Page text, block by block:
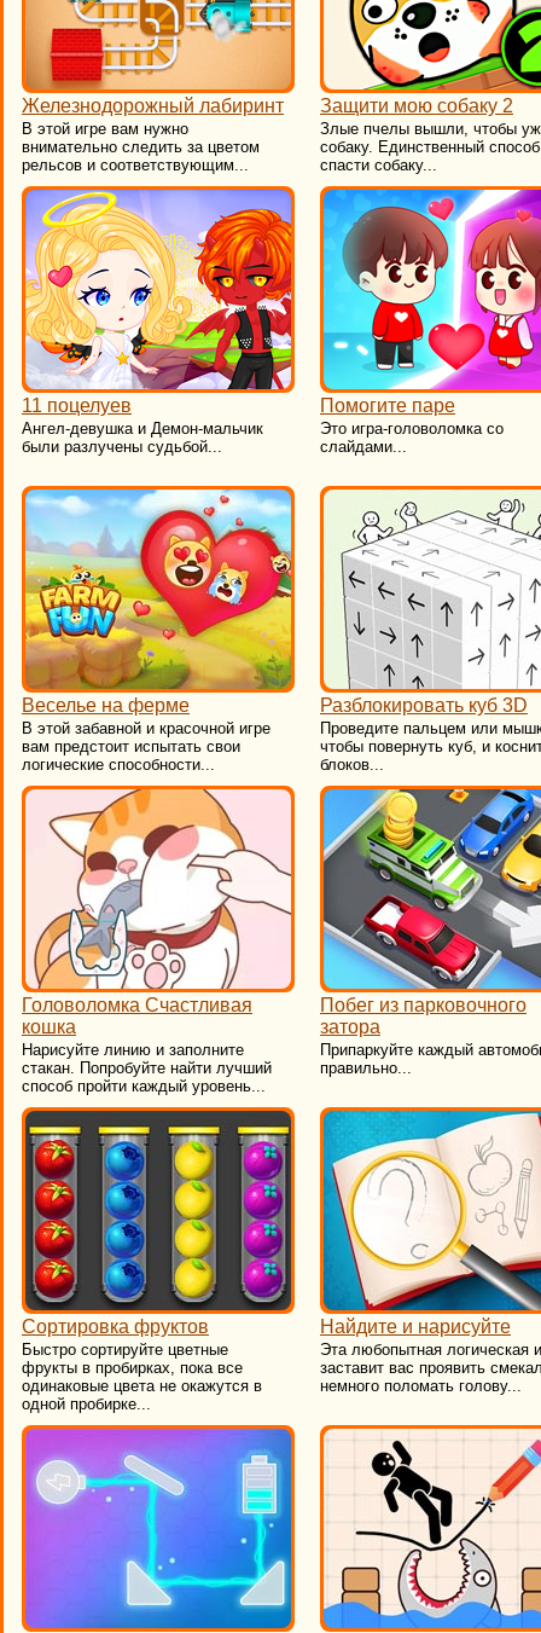
Железнодорожный лабиринт
В этой игре вам нужно
внимательно следить за цветом
рельсов и соответствующим...
Защити мою собаку 2
Злые пчелы вышли, чтобы
собаку. Единственный способ
спасти собаку...
11 поцелуев
​Ангел-девушка и Демон-мальчик
были разлучены судьбой...
Помогите паре
Это игра-головоломка со
слайдами...
Веселье на ферме
В этой забавной и красочной игре
вам предстоит испытать свои
логические способности...
Разблокировать куб 3D
Проведите пальцем или
чтобы повернуть куб, и
блоков...
Головоломка Счастливая
кошка
Нарисуйте линию и заполните
стакан. Попробуйте найти лучший
способ пройти каждый уровень...
Побег из парковочного
затора
​Припаркуйте каждый
правильно...
Сортировка фруктов
Быстро сортируйте цветные
фрукты в пробирках, пока все
одинаковые цвета не окажутся в
одной пробирке...
Найдите и нарисуйте
​Эта любопытная логическая
заставит вас проявить
немного поломать голову...